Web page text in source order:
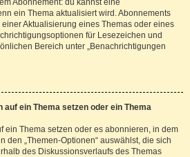
Abonnement: du kannst eine
ein Thema aktualisiert wird. Abonnements
Aktualisierung eines Themas oder eines
für Lesezeichen und
Bereich unter „Benachrichtigungen
auf ein Thema setzen oder ein Thema
ein Thema setzen oder es abonnieren, in dem
den „Themen-Optionen“ auswählst, die sich
des Diskussionsverlaufs des Themas